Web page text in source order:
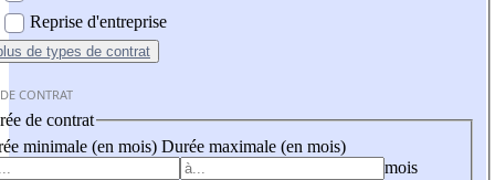
Reprise d'entreprise
de types de contrat
CONTRAT
de contrat
minimale (en mois) Durée maximale (en mois)
mois